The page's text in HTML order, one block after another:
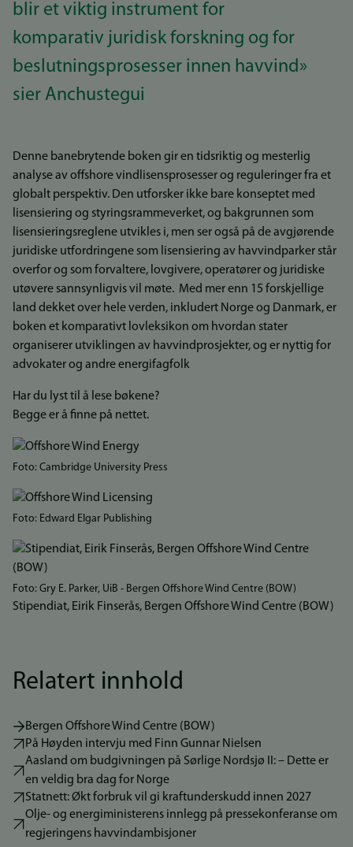
blir et viktig instrument for
komparativ juridisk forskning og for
beslutningsprosesser innen havvind»
sier Anchustegui
Denne banebrytende boken gir en tidsriktig og mesterlig
analyse av offshore vindlisensprosesser og reguleringer fra et
globalt perspektiv. Den utforsker ikke bare konseptet med
lisensiering og styringsrammeverket, og bakgrunnen som
lisensieringsreglene utvikles i, men ser også på de avgjørende
juridiske utfordringene som lisensiering av havvindparker står
overfor og som forvaltere, lovgivere, operatører og juridiske
utøvere sannsynligvis vil møte. Med mer enn 15 forskjellige
land dekket over hele verden, inkludert Norge og Danmark, er
boken et komparativt lovleksikon om hvordan stater
organiserer utviklingen av havvindprosjekter, og er nyttig for
advokater og andre energifagfolk
Har du lyst til å lese bøkene?
Begge er å finne på nettet.
Bilde
Foto: Cambridge University Press
Bilde
Foto: Edward Elgar Publishing
Bilde
Foto: Gry E. Parker, UiB - Bergen Offshore Wind Centre (BOW)
Stipendiat, Eirik Finserås, Bergen Offshore Wind Centre (BOW)
Relatert innhold
Bergen Offshore Wind Centre (BOW)
På Høyden intervju med Finn Gunnar Nielsen
Aasland om budgivningen på Sørlige Nordsjø II: – Dette er
en veldig bra dag for Norge
Statnett: Økt forbruk vil gi kraftunderskudd innen 2027
Olje- og energiministerens innlegg på pressekonferanse om
regjeringens havvindambisjoner